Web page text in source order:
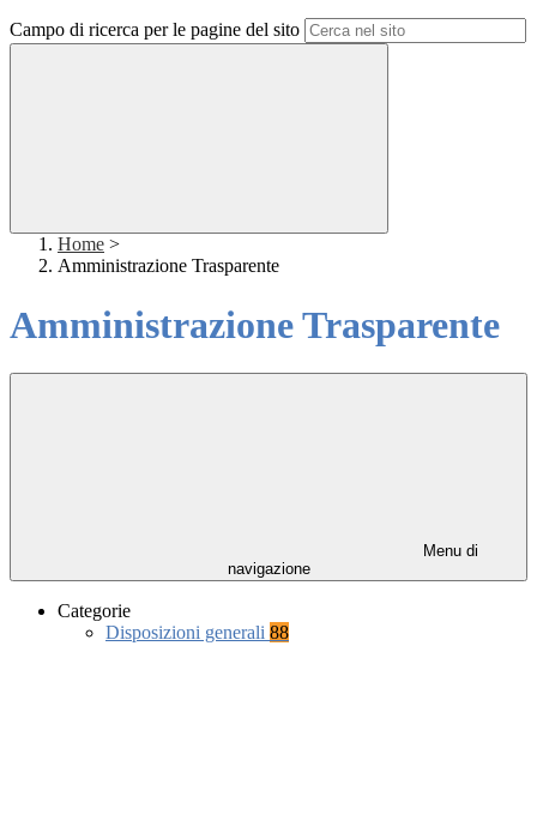
Campo di ricerca per le pagine del sito
Home >
Amministrazione Trasparente
Amministrazione Trasparente
Menu di
navigazione
Categorie
Disposizioni generali 88